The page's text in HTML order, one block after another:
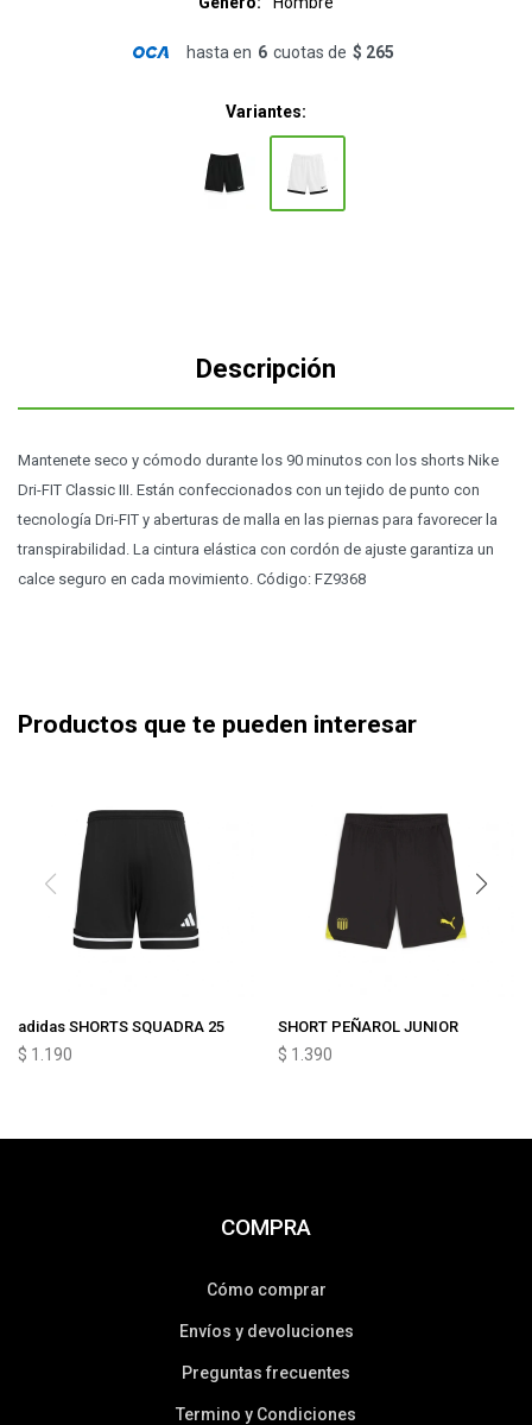
hasta en 6 cuotas de $ 265
Variantes:
Descripción
Mantenete seco y cómodo durante los 90 minutos con los shorts Nike
Dri-FIT Classic III. Están confeccionados con un tejido de punto con
tecnología Dri-FIT y aberturas de malla en las piernas para favorecer la
transpirabilidad. La cintura elástica con cordón de ajuste garantiza un
calce seguro en cada movimiento. Código: FZ9368
Productos que te pueden interesar
adidas SHORTS SQUADRA 25
$ 1.190
SHORT PEÑAROL JUNIOR
$ 1.390
COMPRA
Cómo comprar
Envíos y devoluciones
Preguntas frecuentes
Termino y Condiciones